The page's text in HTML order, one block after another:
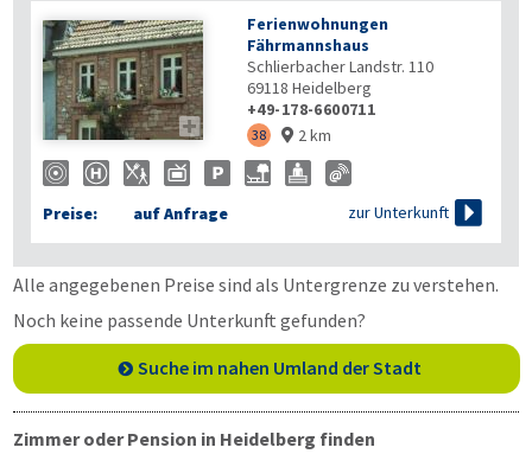

Ferienwohnungen
Fährmannshaus
Schlierbacher Landstr. 110
69118 Heidelberg
+49-178-6600711
38  2 km
Preise: auf Anfrage zur Unterkunft 
Alle angegebenen Preise sind als Untergrenze zu verstehen.
Noch keine passende Unterkunft gefunden?
Suche im nahen Umland der Stadt
Zimmer oder Pension in Heidelberg finden